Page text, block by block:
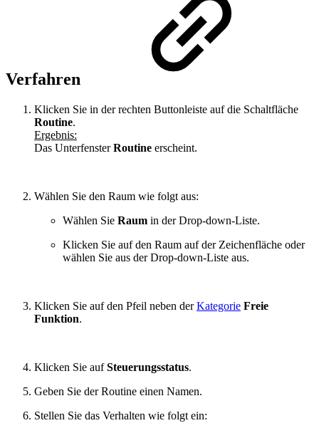
Verfahren
Klicken Sie in der rechten Buttonleiste auf die Schaltfläche
Routine.
Ergebnis:
Das UnterfensterRoutine erscheint.
Wählen Sie den Raum wie folgt aus:
Wählen Sie Raum in der Drop-down-Liste.
Klicken Sie auf den Raum auf der Zeichenfläche oder
wählen Sie aus der Drop-down-Liste aus.
Klicken Sie auf den Pfeil neben derKategorie Freie
Funktion.
Klicken Sie aufSteuerungsstatus.
Geben Sie der Routine einen Namen.
Stellen Sie das Verhalten wie folgt ein: